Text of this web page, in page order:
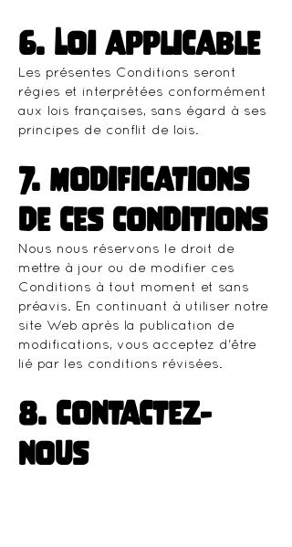
6. Loi applicable
Les présentes Conditions seront
régies et interprétées conformément
aux lois françaises, sans égard à ses
principes de conflit de lois.
7. Modifications
de ces conditions
Nous nous réservons le droit de
mettre à jour ou de modifier ces
Conditions à tout moment et sans
préavis. En continuant à utiliser notre
site Web après la publication de
modifications, vous acceptez d'être
lié par les conditions révisées.
8. Contactez-
nous